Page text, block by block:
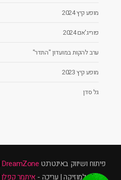
מופע קיץ 2024
פוריג'אם 2024
ערב להקות במועדון "התדר"
מופע קיץ 2023
גל סדן
פיתוח ושיווק באינטרנט DreamZone
ספר למוזיקה | עריכה - איתמר קפלן